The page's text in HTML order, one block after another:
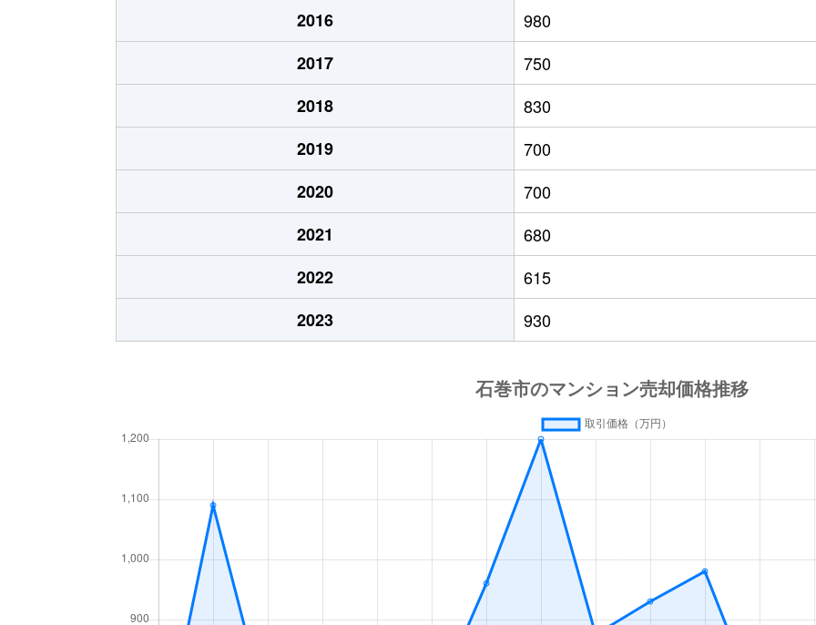
2016
980
2017
750
2018
830
2019
700
2020
700
2021
680
2022
615
2023
930